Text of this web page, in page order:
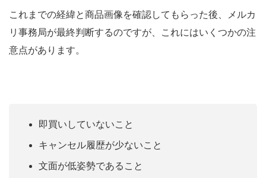
これまでの経緯と商品画像を確認してもらった後、メルカ
リ事務局が最終判断するのですが、これにはいくつかの注
意点があります。
即買いしていないこと
キャンセル履歴が少ないこと
文面が低姿勢であること